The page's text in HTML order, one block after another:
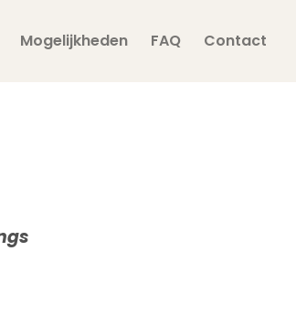
Mogelijkheden FAQ Contact